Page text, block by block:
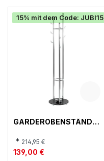
15% mit dem Code: JUBI15
GARDEROBENSTÄNDER
* 214,95 €
139,00 €